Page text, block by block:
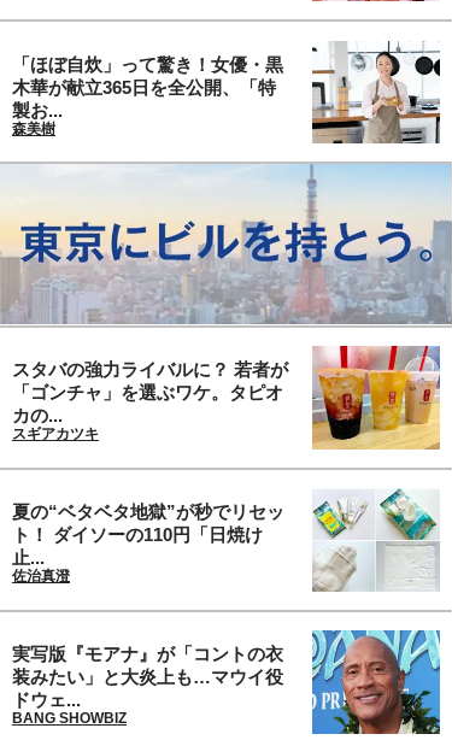
「ほぼ自炊」って驚き！女優・黒
木華が献立365日を全公開、「特
製お...
森美樹
スタバの強力ライバルに？ 若者が
「ゴンチャ」を選ぶワケ。タピオ
カの...
スギアカツキ
夏の“ベタベタ地獄”が秒でリセッ
ト！ ダイソーの110円「日焼け
止...
佐治真澄
実写版『モアナ』が「コントの衣
装みたい」と大炎上も…マウイ役
ドウェ...
BANG SHOWBIZ